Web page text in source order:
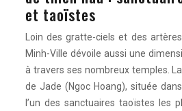
et taoïstes
Loin des gratte-ciels et des
Minh-Ville dévoile aussi une
à travers ses nombreux temples.
de Jade (Ngoc Hoang), située
l’un des sanctuaires taoïstes les